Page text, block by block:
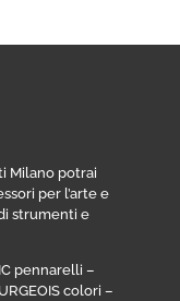
Milano potrai
per l’arte e
strumenti e
pennarelli –
colori –